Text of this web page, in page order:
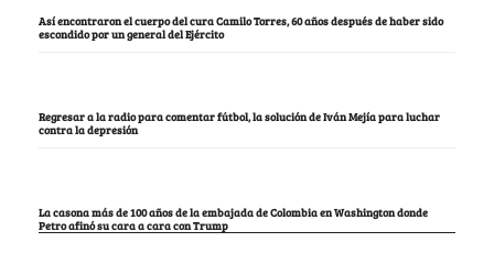
Así encontraron el cuerpo del cura Camilo Torres, 60 años después de haber sido
escondido por un general del Ejército
Regresar a la radio para comentar fútbol, la solución de Iván Mejía para luchar
contra la depresión
La casona más de 100 años de la embajada de Colombia en Washington donde
Petro afinó su cara a cara con Trump